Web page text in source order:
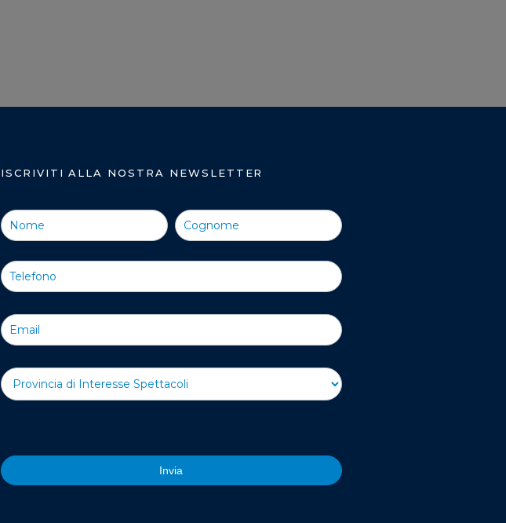
ISCRIVITI ALLA NOSTRA NEWSLETTER
Iscriviti
alla
Newsletter
Invia